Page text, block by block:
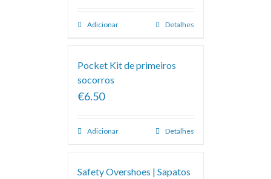
Adicionar Detalhes
Pocket Kit de primeiros
socorros
€6.50
Adicionar Detalhes
Safety Overshoes | Sapatos